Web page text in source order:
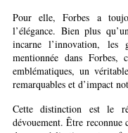
Pour elle, Forbes a
l’élégance. Bien plus
incarne l’innovation, les
mentionnée dans Forbes,
emblématiques, un
remarquables et d’impact
Cette distinction est le
dévouement. Être reconnue